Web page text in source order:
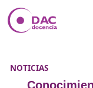
NOTICIAS